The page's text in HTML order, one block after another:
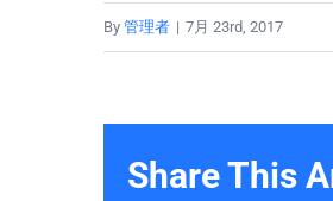
By 管理者 | 7月 23rd, 2017
Share This